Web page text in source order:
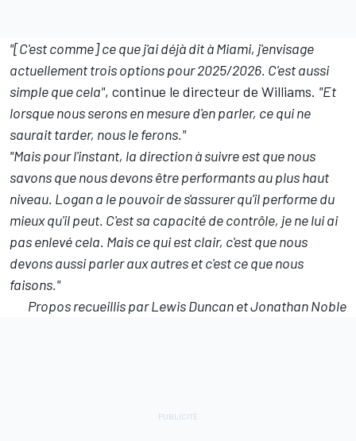
"[C'est comme] ce que j'ai déjà dit à Miami, j'envisage
actuellement trois options pour 2025/2026. C'est aussi
simple que cela", continue le directeur de Williams. "Et
lorsque nous serons en mesure d'en parler, ce qui ne
saurait tarder, nous le ferons."
"Mais pour l'instant, la direction à suivre est que nous
savons que nous devons être performants au plus haut
niveau. Logan a le pouvoir de s'assurer qu'il performe du
mieux qu'il peut. C'est sa capacité de contrôle, je ne lui ai
pas enlevé cela. Mais ce qui est clair, c'est que nous
devons aussi parler aux autres et c'est ce que nous
faisons."
Propos recueillis par Lewis Duncan et Jonathan Noble